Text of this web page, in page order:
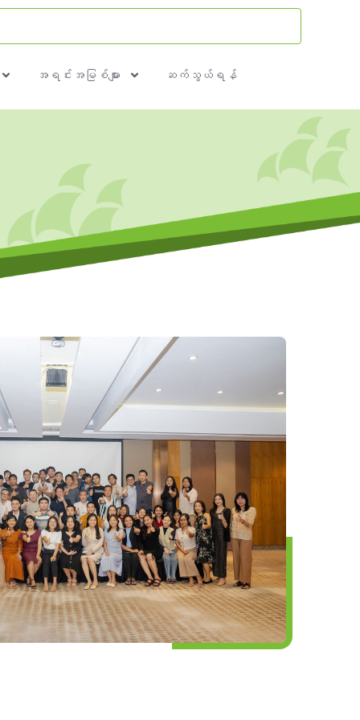
အရင်းအမြစ်များ ဆက်သွယ်ရန်